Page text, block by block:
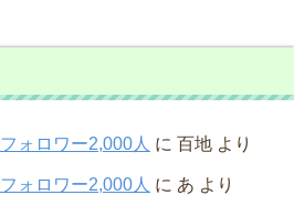
ォロワー2,000人 に 百地 より
ォロワー2,000人 に あ より